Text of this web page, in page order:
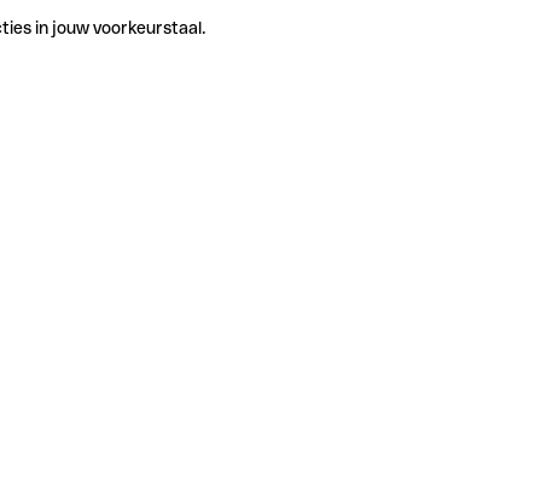
in jouw voorkeurstaal.